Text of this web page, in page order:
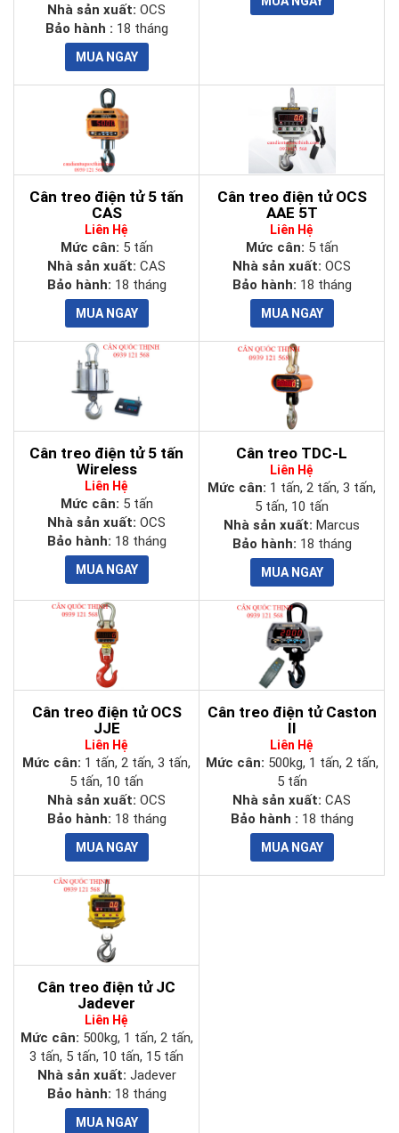
Nhà sản xuất: OCS
Bảo hành : 18 tháng
Cân treo điện tử 5 tấn
CAS
Liên Hệ
Mức cân: 5 tấn
Nhà sản xuất: CAS
Bảo hành: 18 tháng
Cân treo điện tử OCS
AAE 5T
Liên Hệ
Mức cân: 5 tấn
Nhà sản xuất: OCS
Bảo hành: 18 tháng
Cân treo điện tử 5 tấn
Wireless
Liên Hệ
Mức cân: 5 tấn
Nhà sản xuất: OCS
Bảo hành: 18 tháng
Cân treo TDC-L
Liên Hệ
Mức cân: 1 tấn, 2 tấn, 3 tấn,
5 tấn, 10 tấn
Nhà sản xuất: Marcus
Bảo hành: 18 tháng
Cân treo điện tử OCS
JJE
Liên Hệ
Mức cân: 1 tấn, 2 tấn, 3 tấn,
5 tấn, 10 tấn
Nhà sản xuất: OCS
Bảo hành: 18 tháng
Cân treo điện tử Caston
II
Liên Hệ
Mức cân: 500kg, 1 tấn, 2 tấn,
5 tấn
Nhà sản xuất: CAS
Bảo hành : 18 tháng
Cân treo điện tử JC
Jadever
Liên Hệ
Mức cân: 500kg, 1 tấn, 2 tấn,
3 tấn, 5 tấn, 10 tấn, 15 tấn
Nhà sản xuất: Jadever
Bảo hành: 18 tháng